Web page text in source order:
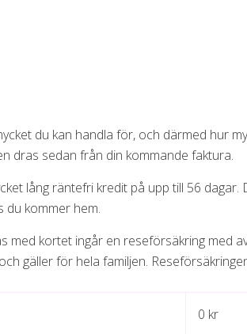
du kan handla för, och därmed hur
dras sedan från din kommande faktura.
lång räntefri kredit på upp till 56
du kommer hem.
med kortet ingår en reseförsäkring med
gäller för hela familjen.
0 kr